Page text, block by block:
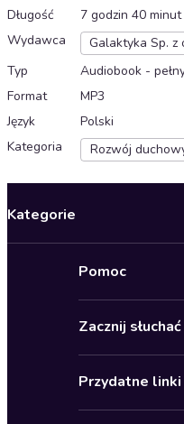
Długość
7 godzin 40 minut
Wydawca
Galaktyka Sp. z
Typ
Audiobook -
Format
MP3
Język
Polski
Kategoria
Rozwój
Kategorie
Biznes, marketing, ekonomia
Pomoc
Pomoc
Zacznij słuchać
Karnety
Przydatne linki